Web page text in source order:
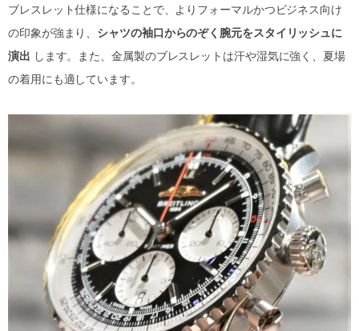
ブレスレット仕様になることで、よりフォーマルかつビジネス向け
の印象が強まり、 シャツの袖口からのぞく腕元をスタイリッシュに
演出 します。また、金属製のブレスレットは汗や湿気に強く、夏場
の着用にも適しています。